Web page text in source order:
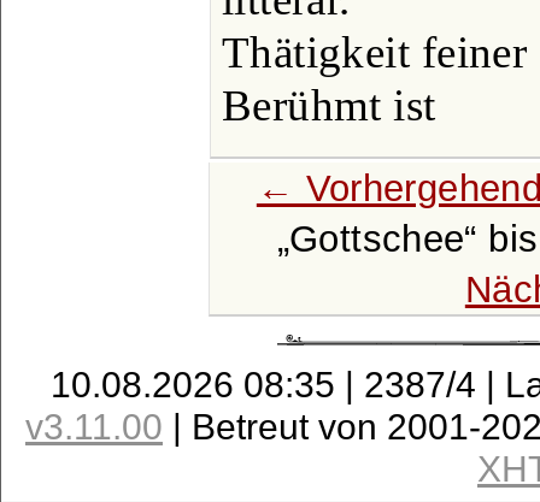
Thätigkeit
Berühmt ist
←
Gottschee
10.08.2026 08:35 | 2387/4 |
v3.11.00 | Betreut von 2001-